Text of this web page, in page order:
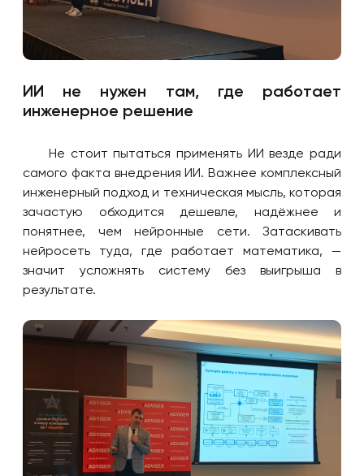
ИИ не нужен там, где работает
инженерное решение
Не стоит пытаться применять ИИ везде ради
самого факта внедрения ИИ. Важнее комплексный
инженерный подход и техническая мысль, которая
зачастую обходится дешевле, надёжнее и
понятнее, чем нейронные сети. Затаскивать
нейросеть туда, где работает математика, —
значит усложнять систему без выигрыша в
результате.